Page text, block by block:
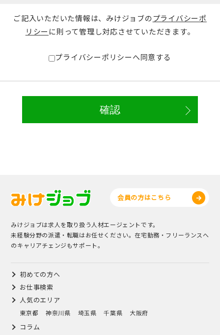
ご記入いただいた情報は、みけジョブのプライバシーポ
リシー に則って管理し対応させていただきます。
プライバシーポリシーへ同意する
会員の方はこちら
みけジョブは求人を取り扱う人材エージェントです。
未経験分野の派遣・転職はお任せください。在宅勤務・フリーランスへ
のキャリアチェンジもサポート。
初めての方へ
お仕事検索
人気のエリア
東京都 神奈川県 埼玉県 千葉県 大阪府
コラム